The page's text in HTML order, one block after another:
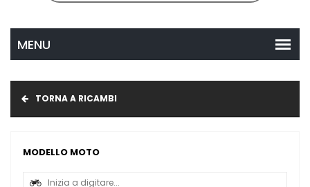
TORNA A RICAMBI
MODELLO MOTO